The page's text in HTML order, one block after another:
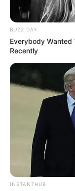
BUZZ DAY
Everybody Wanted
Recently
INSTANTHUB